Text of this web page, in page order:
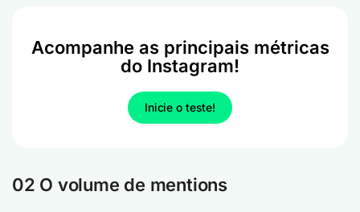
Acompanhe as principais métricas
do Instagram!
Inicie o teste!
02 O volume de mentions